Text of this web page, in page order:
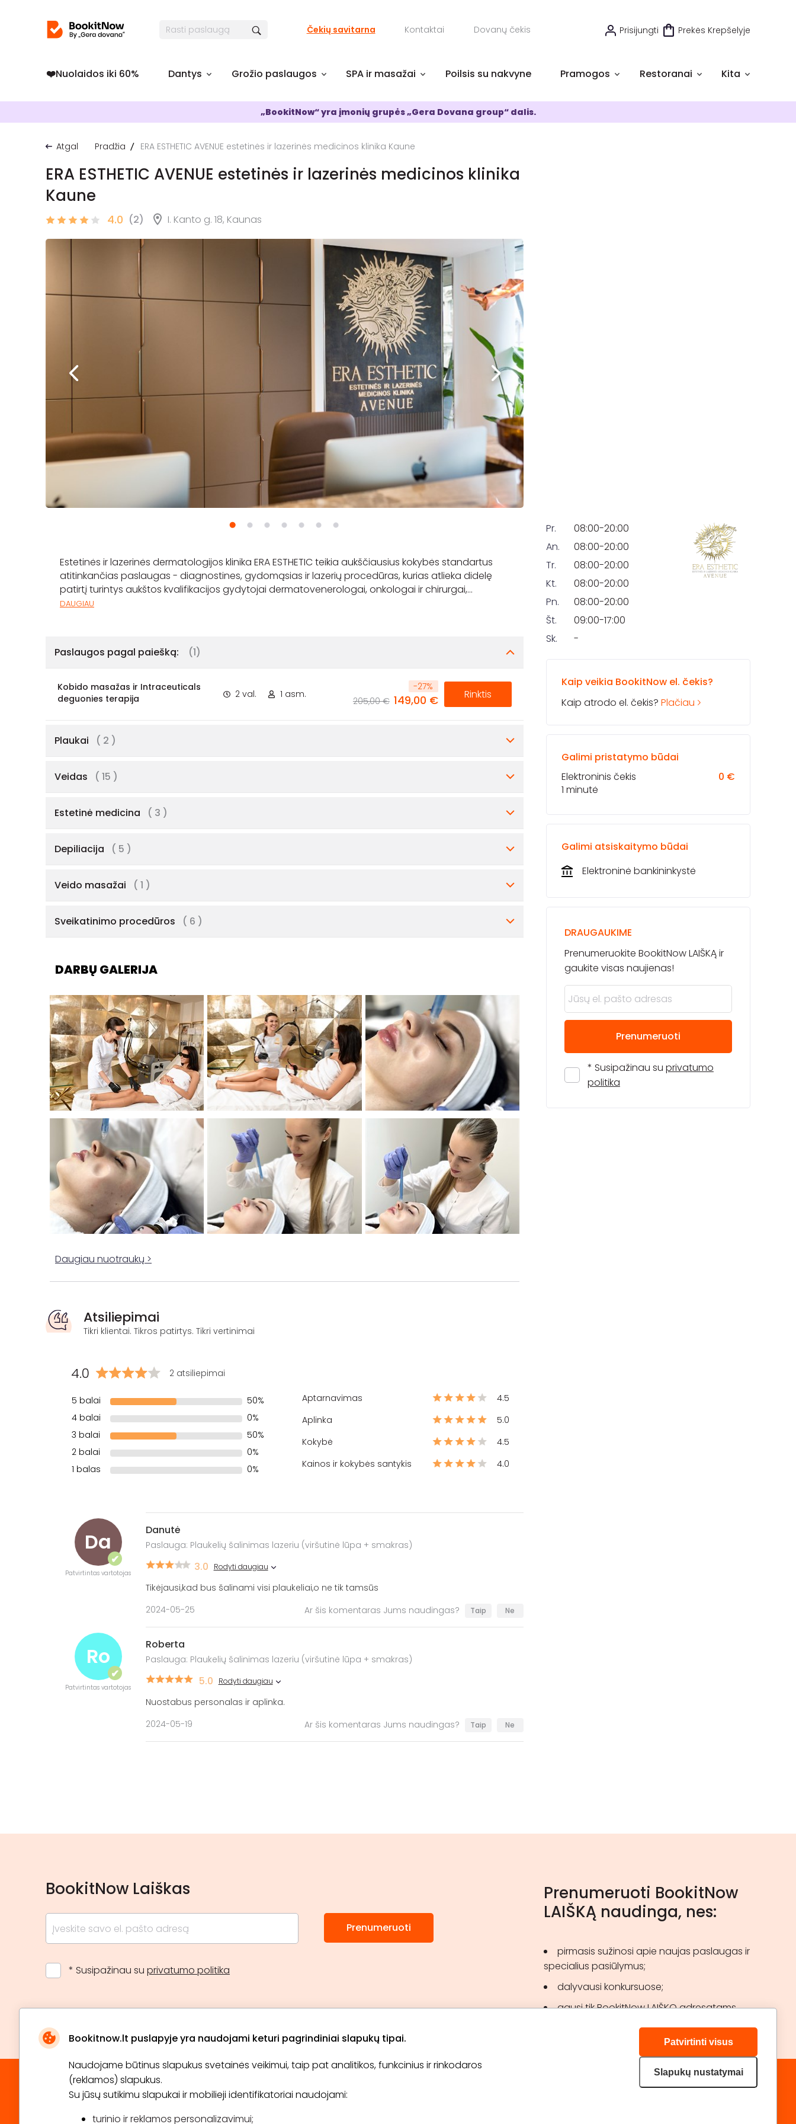
Bookitnow.lt puslapyje yra naudojami keturi pagrindiniai slapukų tipai.
Naudojame būtinus slapukus svetainės veikimui, taip pat analitikos, funkcinius ir rinkodaros
(reklamos) slapukus.
Su jūsų sutikimu slapukai ir mobilieji identifikatoriai naudojami:
turinio ir reklamos personalizavimui;
Patvirtinti visus
Slapukų nustatymai
Čekių savitarna Kontaktai Dovanų čekis Prisijungti Prekės Krepšelyje
❤️️Nuolaidos iki 60% Dantys Grožio paslaugos SPA ir masažai Poilsis su nakvyne Pramogos Restoranai Kita
„BookitNow“ yra įmonių grupės „Gera Dovana group“ dalis.
Atgal Pradžia ERA ESTHETIC AVENUE estetinės ir lazerinės medicinos klinika Kaune
ERA ESTHETIC AVENUE estetinės ir lazerinės medicinos klinika
Kaune
4.0 (2) I. Kanto g. 18, Kaunas
Estetinės ir lazerinės dermatologijos klinika ERA ESTHETIC teikia aukščiausius kokybės standartus
atitinkančias paslaugas - diagnostines, gydomąsias ir lazerių procedūras, kurias atlieka didelę
patirtį turintys aukštos kvalifikacijos gydytojai dermatovenerologai, onkologai ir chirurgai,...
DAUGIAU
Paslaugos pagal paiešką: (1)
Kobido masažas ir Intraceuticals
deguonies terapija
2 val. 1 asm.
-27%
205,00 € 149,00 € Rinktis
Plaukai ( 2 )
Veidas ( 15 )
Estetinė medicina ( 3 )
Depiliacija ( 5 )
Veido masažai ( 1 )
Sveikatinimo procedūros ( 6 )
DARBŲ GALERIJA
Daugiau nuotraukų >
Atsiliepimai
Tikri klientai. Tikros patirtys. Tikri vertinimai
4.0 2 atsiliepimai
5 balai
50%
4 balai
0%
3 balai
50%
2 balai
0%
1 balas
0%
Aptarnavimas
4.5
Aplinka
5.0
Kokybė
4.5
Kainos ir kokybės santykis
4.0
Da
✔
Patvirtintas vartotojas
Danutė
Paslauga: Plaukelių šalinimas lazeriu (viršutinė lūpa + smakras)
3.0 Rodyti daugiau
Tikėjausi,kad bus šalinami visi plaukeliai,o ne tik tamsūs
2024-05-25
Ar šis komentaras Jums naudingas? Taip Ne
Ro
✔
Patvirtintas vartotojas
Roberta
Paslauga: Plaukelių šalinimas lazeriu (viršutinė lūpa + smakras)
5.0 Rodyti daugiau
Nuostabus personalas ir aplinka.
2024-05-19
Ar šis komentaras Jums naudingas? Taip Ne
Pr.
08:00-20:00
An.
08:00-20:00
Tr.
08:00-20:00
Kt.
08:00-20:00
Pn.
08:00-20:00
Št.
09:00-17:00
Sk.
-
Kaip veikia BookitNow el. čekis?
Kaip atrodo el. čekis? Plačiau
Galimi pristatymo būdai
0 €
Elektroninis čekis
1 minutė
Galimi atsiskaitymo būdai
Elektroninė bankininkystė
DRAUGAUKIME
Prenumeruokite BookitNow LAIŠKĄ ir
gaukite visas naujienas!
Prenumeruoti
* Susipažinau su privatumo
politika
BookitNow Laiškas
* Susipažinau su privatumo politika
Prenumeruoti
Prenumeruoti BookitNow
LAIŠKĄ naudinga, nes:
pirmasis sužinosi apie naujas paslaugas ir
specialius pasiūlymus;
dalyvausi konkursuose;
gausi tik BookitNow LAIŠKO adresatams
TINKLARAŠTIS
DRAUGAUKIME: